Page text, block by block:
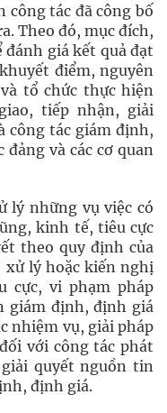
công tác đã công bố
Theo đó, mục đích,
giá kết quả đạt
điểm, nguyên
tổ chức thực hiện
tiếp nhận, giải
công tác giám định,
đảng và các cơ quan
lý những vụ việc có
kinh tế, tiêu cực
theo quy định của
xử lý hoặc kiến nghị
cực, vi phạm pháp
giám định, định giá
nhiệm vụ, giải pháp
với công tác phát
quyết nguồn tin
định giá.